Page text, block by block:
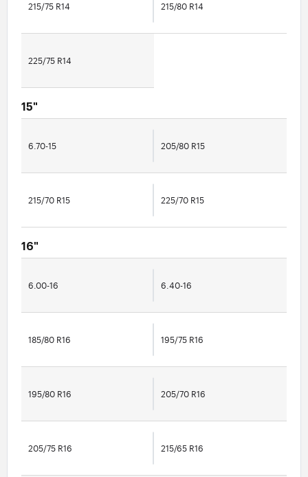
215/75 R14 215/80 R14
225/75 R14
15"
6.70-15 205/80 R15
215/70 R15 225/70 R15
16"
6.00-16 6.40-16
185/80 R16 195/75 R16
195/80 R16 205/70 R16
205/75 R16 215/65 R16